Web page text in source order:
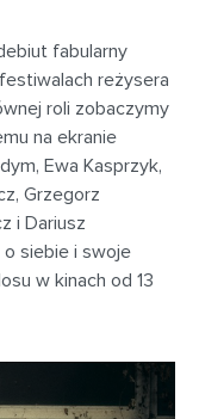
fabularny
reżysera
roli zobaczymy
na ekranie
Ewa Kasprzyk,
Grzegorz
i Dariusz
o siebie i swoje
w kinach od 13